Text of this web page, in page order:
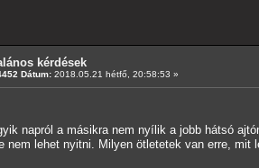
kérdések
Dátum: 2018.05.21 hétfő, 20:58:53 »
napról a másikra nem nyílik a jobb hátsó
nem lehet nyitni. Milyen ötletetek van erre, mit